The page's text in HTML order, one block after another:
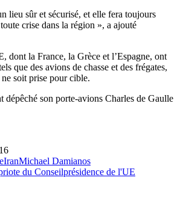
lieu sûr et sécurisé, et elle fera toujours
crise dans la région », a ajouté
dont la France, la Grèce et l’Espagne, ont
que des avions de chasse et des frégates,
soit prise pour cible.
dépêché son porte-avions Charles de Gaulle
IranMichael Damianos
du Conseilprésidence de l'UE